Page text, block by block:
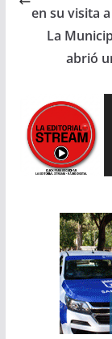
b
o
k
en su visita
La
abrió